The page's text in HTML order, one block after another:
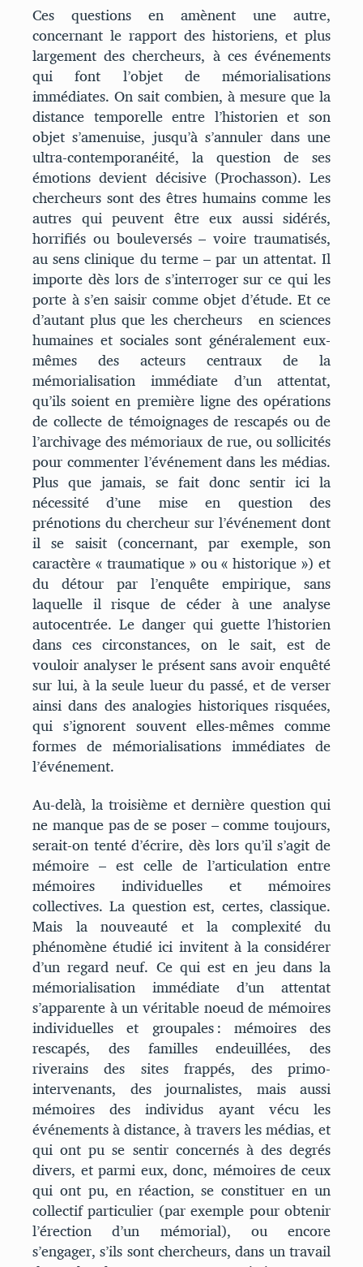
Ces questions en amènent une autre,
concernant le rapport des historiens, et plus
largement des chercheurs, à ces événements
qui font l’objet de mémorialisations
immédiates. On sait combien, à mesure que la
distance temporelle entre l’historien et son
objet s’amenuise, jusqu’à s’annuler dans une
ultra-contemporanéité, la question de ses
émotions devient décisive (Prochasson). Les
chercheurs sont des êtres humains comme les
autres qui peuvent être eux aussi sidérés,
horrifiés ou bouleversés – voire traumatisés,
au sens clinique du terme – par un attentat. Il
importe dès lors de s’interroger sur ce qui les
porte à s’en saisir comme objet d’étude. Et ce
d’autant plus que les chercheurs en sciences
humaines et sociales sont généralement eux-
mêmes des acteurs centraux de la
mémorialisation immédiate d’un attentat,
qu’ils soient en première ligne des opérations
de collecte de témoignages de rescapés ou de
l’archivage des mémoriaux de rue, ou sollicités
pour commenter l’événement dans les médias.
Plus que jamais, se fait donc sentir ici la
nécessité d’une mise en question des
prénotions du chercheur sur l’événement dont
il se saisit (concernant, par exemple, son
caractère « traumatique » ou « historique ») et
du détour par l’enquête empirique, sans
laquelle il risque de céder à une analyse
autocentrée. Le danger qui guette l’historien
dans ces circonstances, on le sait, est de
vouloir analyser le présent sans avoir enquêté
sur lui, à la seule lueur du passé, et de verser
ainsi dans des analogies historiques risquées,
qui s’ignorent souvent elles-mêmes comme
formes de mémorialisations immédiates de
l’événement.
Au-delà, la troisième et dernière question qui
ne manque pas de se poser – comme toujours,
serait-on tenté d’écrire, dès lors qu’il s’agit de
mémoire – est celle de l’articulation entre
mémoires individuelles et mémoires
collectives. La question est, certes, classique.
Mais la nouveauté et la complexité du
phénomène étudié ici invitent à la considérer
d’un regard neuf. Ce qui est en jeu dans la
mémorialisation immédiate d’un attentat
s’apparente à un véritable noeud de mémoires
individuelles et groupales : mémoires des
rescapés, des familles endeuillées, des
riverains des sites frappés, des primo-
intervenants, des journalistes, mais aussi
mémoires des individus ayant vécu les
événements à distance, à travers les médias, et
qui ont pu se sentir concernés à des degrés
divers, et parmi eux, donc, mémoires de ceux
qui ont pu, en réaction, se constituer en un
collectif particulier (par exemple pour obtenir
l’érection d’un mémorial), ou encore
s’engager, s’ils sont chercheurs, dans un travail